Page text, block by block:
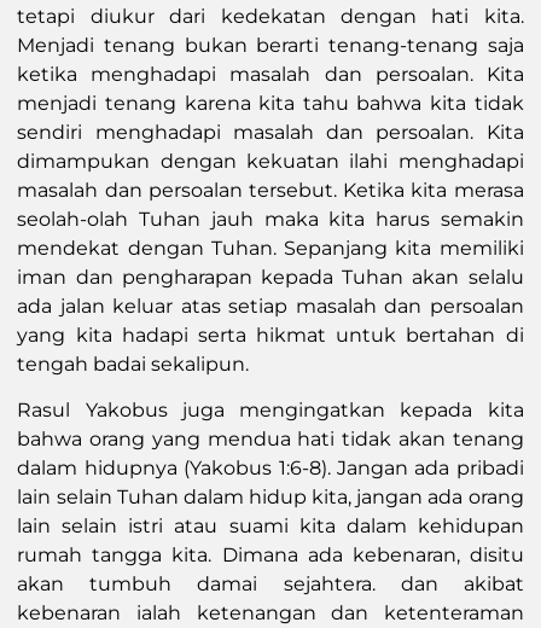
tetapi diukur dari kedekatan dengan hati kita.
Menjadi tenang bukan berarti tenang-tenang saja
ketika menghadapi masalah dan persoalan. Kita
menjadi tenang karena kita tahu bahwa kita tidak
sendiri menghadapi masalah dan persoalan. Kita
dimampukan dengan kekuatan ilahi menghadapi
masalah dan persoalan tersebut. Ketika kita merasa
seolah-olah Tuhan jauh maka kita harus semakin
mendekat dengan Tuhan. Sepanjang kita memiliki
iman dan pengharapan kepada Tuhan akan selalu
ada jalan keluar atas setiap masalah dan persoalan
yang kita hadapi serta hikmat untuk bertahan di
tengah badai sekalipun.
Rasul Yakobus juga mengingatkan kepada kita
bahwa orang yang mendua hati tidak akan tenang
dalam hidupnya (Yakobus 1:6-8). Jangan ada pribadi
lain selain Tuhan dalam hidup kita, jangan ada orang
lain selain istri atau suami kita dalam kehidupan
rumah tangga kita. Dimana ada kebenaran, disitu
akan tumbuh damai sejahtera. dan akibat
kebenaran ialah ketenangan dan ketenteraman